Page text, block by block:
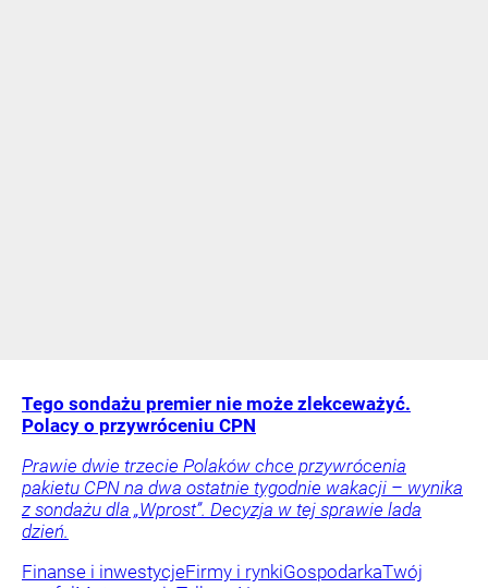
Tego sondażu premier nie może zlekceważyć.
Polacy o przywróceniu CPN
Prawie dwie trzecie Polaków chce przywrócenia
pakietu CPN na dwa ostatnie tygodnie wakacji – wynika
z sondażu dla „Wprost”. Decyzja w tej sprawie lada
dzień.
Finanse i inwestycjeFirmy i rynkiGospodarkaTwój